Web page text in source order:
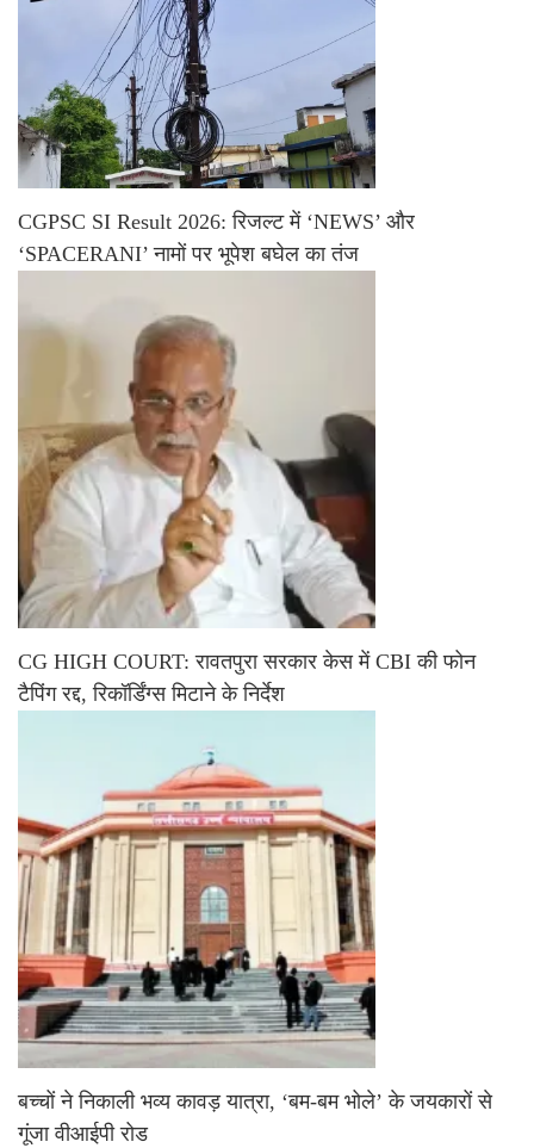
CGPSC SI Result 2026: रिजल्ट में ‘NEWS’ और
‘SPACERANI’ नामों पर भूपेश बघेल का तंज
CG HIGH COURT: रावतपुरा सरकार केस में CBI की फोन
टैपिंग रद्द, रिकॉर्डिंग्स मिटाने के निर्देश
बच्चों ने निकाली भव्य कावड़ यात्रा, ‘बम-बम भोले’ के जयकारों से
गूंजा वीआईपी रोड